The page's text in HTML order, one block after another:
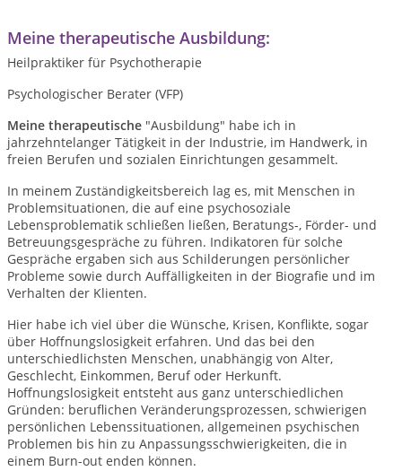
Meine therapeutische Ausbildung:
Heilpraktiker für Psychotherapie
Psychologischer Berater (VFP)
Meine therapeutische "Ausbildung" habe ich in
jahrzehntelanger Tätigkeit in der Industrie, im Handwerk, in
freien Berufen und sozialen Einrichtungen gesammelt.
In meinem Zuständigkeitsbereich lag es, mit Menschen in
Problemsituationen, die auf eine psychosoziale
Lebensproblematik schließen ließen, Beratungs-, Förder- und
Betreuungsgespräche zu führen. Indikatoren für solche
Gespräche ergaben sich aus Schilderungen persönlicher
Probleme sowie durch Auffälligkeiten in der Biografie und im
Verhalten der Klienten.
Hier habe ich viel über die Wünsche, Krisen, Konflikte, sogar
über Hoffnungslosigkeit erfahren. Und das bei den
unterschiedlichsten Menschen, unabhängig von Alter,
Geschlecht, Einkommen, Beruf oder Herkunft.
Hoffnungslosigkeit entsteht aus ganz unterschiedlichen
Gründen: beruflichen Veränderungsprozessen, schwierigen
persönlichen Lebenssituationen, allgemeinen psychischen
Problemen bis hin zu Anpassungsschwierigkeiten, die in
einem Burn-out enden können.